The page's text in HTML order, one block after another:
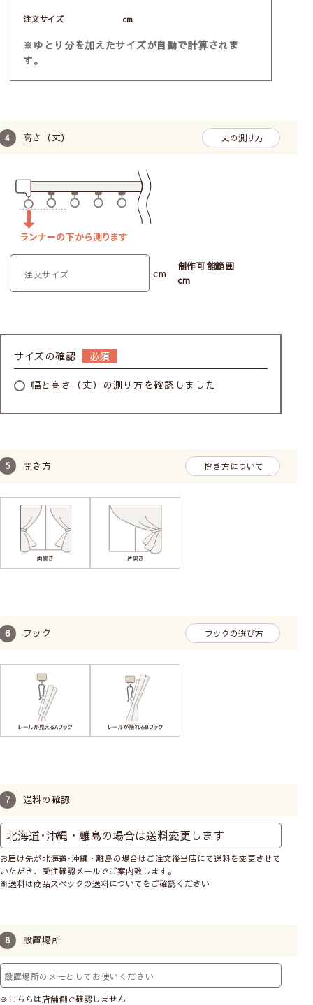
注文サイズ cm
※ゆとり分を加えたサイズが自動で計算されま
す。
高さ（丈） 丈の測り方
cm
制作可能範囲
cm
サイズの確認
幅と高さ（丈）の測り方を確認しました
開き方 開き方について
フック フックの選び方
送料の確認
お届け先が北海道･沖縄・離島の場合はご注文後当店にて送料を変更させて
いただき、受注確認メールでご案内致します。
※送料は商品スペックの送料についてをご確認ください
設置場所
※こちらは店舗側で確認しません